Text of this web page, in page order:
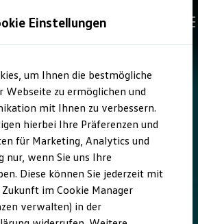
entdecken
und Oldtimer
& Gewerbekunden
und Hersteller finden
entdecken & konfigurieren
& Behörden
Einstellungen
um Ihnen die bestmögliche
Webseite zu ermöglichen und
mit Ihnen zu verbessern.
hierbei Ihre Präferenzen und
für Marketing, Analytics und
nur, wenn Sie uns Ihre
Diese können Sie jederzeit mit
im Cookie Manager
verwalten) in der